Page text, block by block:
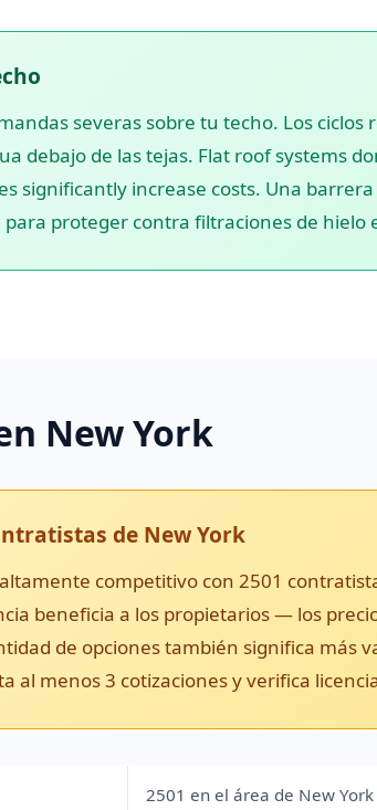
severas sobre tu techo. Los
debajo de las tejas. Flat roof systems
significantly increase costs. Una
proteger contra filtraciones de hielo
New York
de New York
competitivo con 2501
beneficia a los propietarios — los
de opciones también significa más
al menos 3 cotizaciones y verifica
2501 en el área de New York